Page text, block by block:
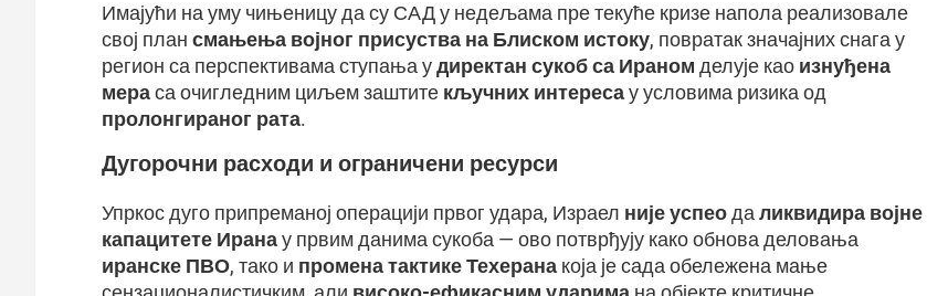
Имајући на уму чињеницу да су САД у недељама пре текуће кризе напола реализовале
свој план смањења војног присуства на Блиском истоку, повратак значајних снага у
регион са перспективама ступања у директан сукоб са Ираном делује као изнуђена
мера са очигледним циљем заштите кључних интереса у условима ризика од
пролонгираног рата.
Дугорочни расходи и ограничени ресурси
Упркос дуго припреманој операцији првог удара, Израел није успео да ликвидира војне
капацитете Ирана у првим данима сукоба — ово потврђују како обнова деловања
иранске ПВО, тако и промена тактике Техерана која је сада обележена мање